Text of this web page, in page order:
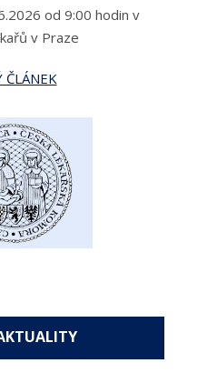
od 9:00 hodin v
v Praze
ČLÁNEK